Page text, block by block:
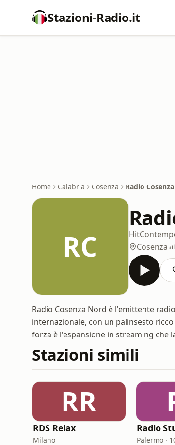
Stazioni-Radio.it
Home Calabria Cosenza Radio
RC Hit
Cosenza
Radio Cosenza Nord è l'emittente
internazionale, con un palinsesto
forza è l'espansione in streaming che
Stazioni simili
RR
RDS Relax
Milano
Radio
Palermo ·